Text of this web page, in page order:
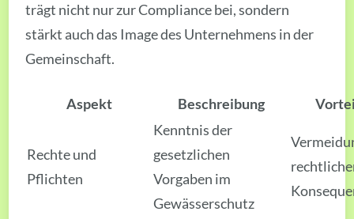
trägt nicht nur zur Compliance bei, sondern
stärkt auch das Image des Unternehmens in der
Gemeinschaft.
Aspekt Beschreibung
Rechte und
Pflichten
Kenntnis der
gesetzlichen
Vorgaben im
Gewässerschutz